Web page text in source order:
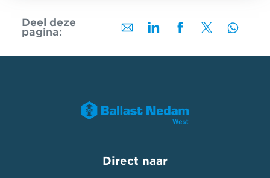
Deel deze
pagina:
Direct naar